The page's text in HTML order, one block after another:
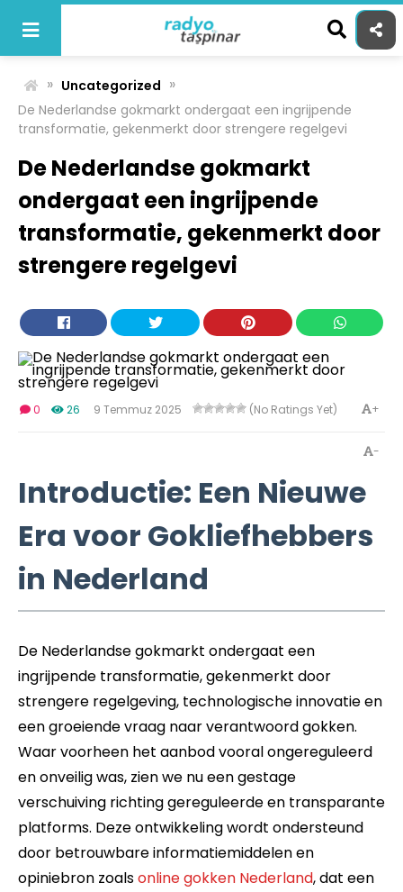
content
» Uncategorized »
De Nederlandse gokmarkt ondergaat een ingrijpende
transformatie, gekenmerkt door strengere regelgevi
De Nederlandse gokmarkt
ondergaat een ingrijpende
transformatie, gekenmerkt door
strengere regelgevi
0 26 9 Temmuz 2025 (No Ratings Yet) +
-
Introductie: Een Nieuwe
Era voor Gokliefhebbers
in Nederland
De Nederlandse gokmarkt ondergaat een
ingrijpende transformatie, gekenmerkt door
strengere regelgeving, technologische innovatie en
een groeiende vraag naar verantwoord gokken.
Waar voorheen het aanbod vooral ongereguleerd
en onveilig was, zien we nu een gestage
verschuiving richting gereguleerde en transparante
platforms. Deze ontwikkeling wordt ondersteund
door betrouwbare informatiemiddelen en
opiniebron zoalsonline gokken Nederland, dat een